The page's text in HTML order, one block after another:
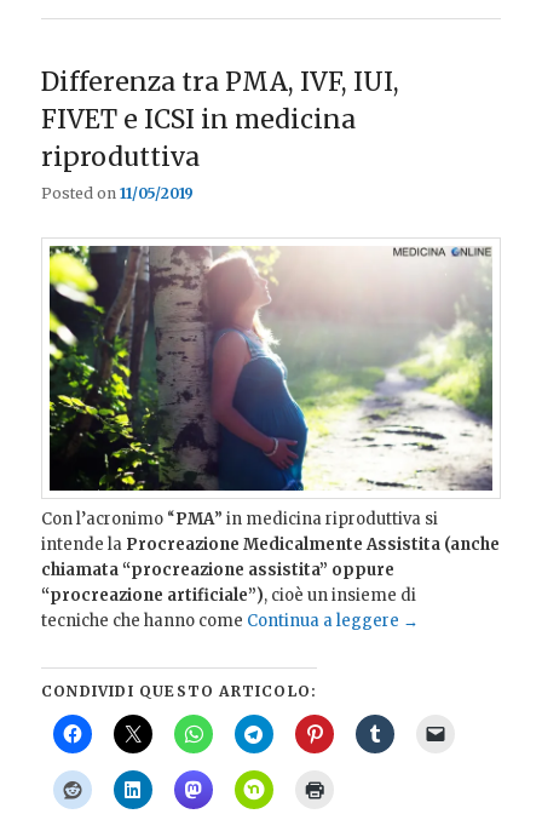
Differenza tra PMA, IVF, IUI,
FIVET e ICSI in medicina
riproduttiva
Posted on11/05/2019
Con l’acronimo “PMA” in medicina riproduttiva si
intende la Procreazione Medicalmente Assistita (anche
chiamata “procreazione assistita” oppure
“procreazione artificiale”), cioè un insieme di
tecniche che hanno come Continua a leggere →
CONDIVIDI QUESTO ARTICOLO: